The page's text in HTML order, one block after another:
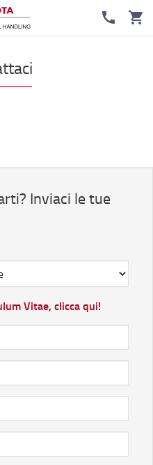
Inviaci le tue
Vitae, clicca qui!